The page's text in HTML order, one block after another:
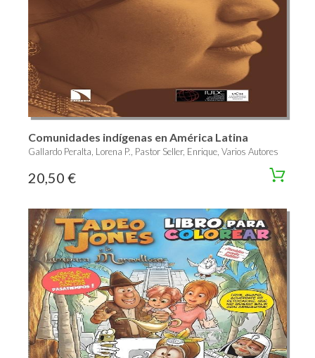
Comunidades indígenas en América Latina
Gallardo Peralta, Lorena P., Pastor Seller, Enrique, Varios Autores
20,50 €